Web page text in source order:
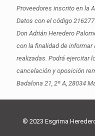
Proveedores inscrito en la
Datos con el código
Don Adrián Heredero
con la finalidad de
realizadas. Podrá ejercitar
cancelación y oposición
Badalona 21, 2º A, 28034
© 2023 Esgrima